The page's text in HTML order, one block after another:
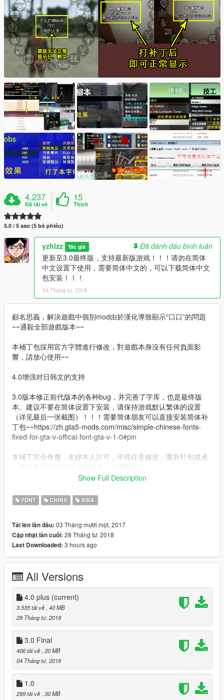
4.237
Đã tải về
15
Thích
5.0 / 5 sao (5 bỏ phiếu)
yzhlzz Tác giả
Đã đánh dấu bình luận
更新至3.0最终版，支持最新版游戏！！！请勿在简体
中文设置下使用，需要简体中文的，可以下载简体中文
包安装！！！
04 Tháng tư, 2018
顧名思義，解決遊戲中個別mod由於漢化導致顯示“口口”的問題
~~通殺全部遊戲版本~~
本補丁包採用官方字體進行修改，對遊戲本身沒有任何負面影
響，請放心使用~~
4.0增强对日韩文的支持
3.0版本修正前代版本的各种bug，并完善了字库，也是最终版
本。建议不要在简体设置下安装，请保持游戏默认繁体的设置
（详见最后一张截图）！！！需要简体朋友可以直接安装简体补
丁包~~https://zh.gta5-mods.com/misc/simple-chinese-fonts-
fixed-for-gta-v-offical-font-gta-v-1-0#pin
本補丁完全免費，未經本人許可，不得任意修改，重新打包或者
帖詢問！
As the name suggests,it's to solve the problem what the game
in Chinese to display "口口" somtimes ~ ~it can fix all game
versions ~ ~!There are offical fonts in this package, don't worry
*4.0：supported Korean & Janpenese
* v3.0: fixed some bugs for v1.0! Note：must be to keep the
game‘s language in Tranditional Chinese（please check the
last one screenshot）!
This patch is free, without my permission, shall not be
arbitrarily modified, repackaged or uploaded to other websites
or selling, thank you for your cooperation!
If you have any suggests or problems，post in 》》》
http://game.ali213.net/forum-1049-1.html 《《《please.
Show Full Description
FONT CHINA ASIA
Tải lên lần đầu: 03 Tháng mười một, 2017
Cập nhật lần cuối: 28 Tháng tư, 2018
Last Downloaded: 3 hours ago
All Versions
4.0 plus (current)
3.535 tải về , 40 MB
28 Tháng tư, 2018
3.0 Final
406 tải về , 20 MB
04 Tháng tư, 2018
1.0
299 tải về , 30 MB